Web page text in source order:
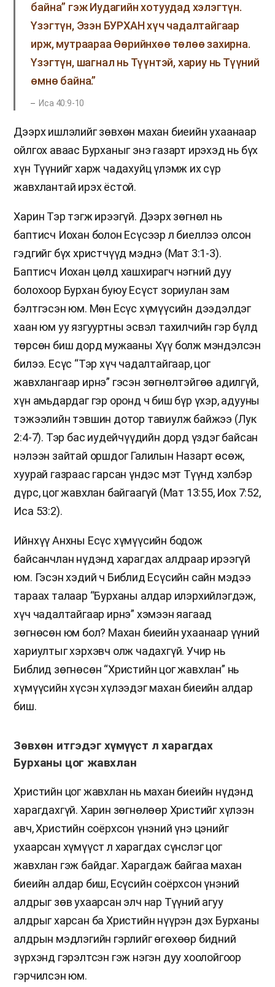
байна” гэж Иудагийн хотуудад хэлэгтүн.
Үзэгтүн, Эзэн БУРХАН хүч чадалтайгаар
ирж, мутраараа Өөрийнхөө төлөө захирна.
Үзэгтүн, шагнал нь Түүнтэй, хариу нь Түүний
өмнө байна.”
Иса 40:9-10
Дээрх ишлэлийг зөвхөн махан биеийн ухаанаар
ойлгох аваас Бурханыг энэ газарт ирэхэд нь бүх
хүн Түүнийг харж чадахуйц үлэмж их сүр
жавхлантай ирэх ёстой.
Харин Тэр тэгж ирээгүй. Дээрх зөгнөл нь
баптисч Иохан болон Есүсээр л биеллээ олсон
гэдгийг бүх христчүүд мэднэ (Мат 3:1-3).
Баптисч Иохан цөлд хашхирагч нэгний дуу
болохоор Бурхан буюу Есүст зориулан зам
бэлтгэсэн юм. Мөн Есүс хүмүүсийн дээдэлдэг
хаан юм уу язгууртны эсвэл тахилчийн гэр бүлд
төрсөн биш дорд мужааны Хүү болж мэндэлсэн
билээ. Есүс “Тэр хүч чадалтайгаар, цог
жавхлангаар ирнэ” гэсэн зөгнөлтэйгөө адилгүй,
хүн амьдардаг гэр оронд ч биш бүр үхэр, адууны
тэжээлийн тэвшин дотор тавиулж байжээ (Лук
2:4-7). Тэр бас иудейчүүдийн дорд үздэг байсан
нэлээн зайтай оршдог Галилын Назарт өсөж,
хуурай газраас гарсан үндэс мэт Түүнд хэлбэр
дүрс, цог жавхлан байгаагүй (Мат 13:55, Иох 7:52,
Иса 53:2).
Ийнхүү Анхны Есүс хүмүүсийн бодож
байсанчлан нүдэнд харагдах алдраар ирээгүй
юм. Гэсэн хэдий ч Библид Есүсийн сайн мэдээ
тараах талаар “Бурханы алдар илэрхийлэгдэж,
хүч чадалтайгаар ирнэ” хэмээн яагаад
зөгнөсөн юм бол? Махан биеийн ухаанаар үүний
хариултыг хэрхэвч олж чадахгүй. Учир нь
Библид зөгнөсөн “Христийн цог жавхлан” нь
хүмүүсийн хүсэн хүлээдэг махан биеийн алдар
биш.
Зөвхөн итгэдэг хүмүүст л харагдах
Бурханы цог жавхлан
Христийн цог жавхлан нь махан биеийн нүдэнд
харагдахгүй. Харин зөгнөлөөр Христийг хүлээн
авч, Христийн соёрхсон үнэний үнэ цэнийг
ухаарсан хүмүүст л харагдах сүнслэг цог
жавхлан гэж байдаг. Харагдаж байгаа махан
биеийн алдар биш, Есүсийн соёрхсон үнэний
алдрыг зөв ухаарсан элч нар Түүний агуу
алдрыг харсан ба Христийн нүүрэн дэх Бурханы
алдрын мэдлэгийн гэрлийг өгөхөөр бидний
зүрхэнд гэрэлтсэн гэж нэгэн дуу хоолойгоор
гэрчилсэн юм.